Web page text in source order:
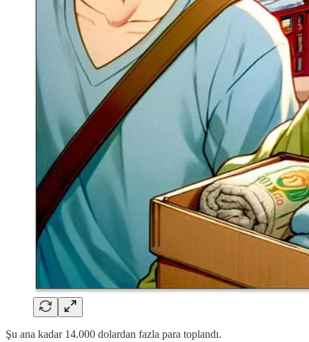
Şu ana kadar 14.000 dolardan fazla para toplandı.